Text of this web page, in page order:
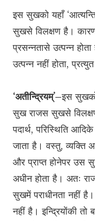
इस सुखको यहाँ
सुखसे विलक्षण है। कारण
प्रसन्नतासे उत्पन्न
उत्पन्न नहीं होता,
‘अतीन्द्रियम्’–इस सुखको
सुख राजस सुखसे
पदार्थ, परिस्थिति आदिके
जाता है। वस्तु, व्यक्ति
और प्राप्त होनेपर उस
अधीन होता है। अतः
सुखमें पराधीनता नहीं
नहीं है। इन्द्रियोंकी